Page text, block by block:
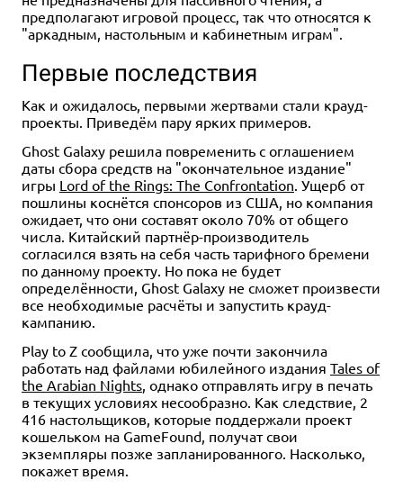
предполагают игровой процесс, так что относятся к
"аркадным, настольным и кабинетным играм".
Первые последствия
Как и ожидалось, первыми жертвами стали крауд-
проекты. Приведём пару ярких примеров.
Ghost Galaxy решила повременить с оглашением
даты сбора средств на "окончательное издание"
игры Lord of the Rings: The Confrontation. Ущерб от
пошлины коснётся спонсоров из США, но компания
ожидает, что они составят около 70% от общего
числа. Китайский партнёр-производитель
согласился взять на себя часть тарифного бремени
по данному проекту. Но пока не будет
определённости, Ghost Galaxy не сможет произвести
все необходимые расчёты и запустить крауд-
кампанию.
Play to Z сообщила, что уже почти закончила
работать над файлами юбилейного издания Tales of
the Arabian Nights, однако отправлять игру в печать
в текущих условиях несообразно. Как следствие, 2
416 настольщиков, которые поддержали проект
кошельком на GameFound, получат свои
экземпляры позже запланированного. Насколько,
покажет время.